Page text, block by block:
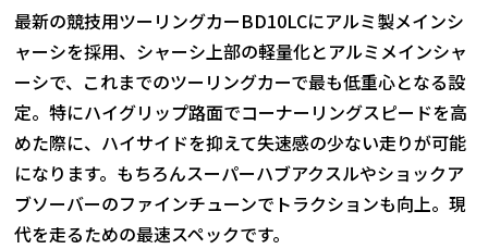
最新の競技用ツーリングカーBD10LCにアルミ製メインシ
ャーシを採用、シャーシ上部の軽量化とアルミメインシャ
ーシで、これまでのツーリングカーで最も低重心となる設
定。特にハイグリップ路面でコーナーリングスピードを高
めた際に、ハイサイドを抑えて失速感の少ない走りが可能
になります。もちろんスーパーハブアクスルやショックア
ブソーバーのファインチューンでトラクションも向上。現
代を走るための最速スペックです。